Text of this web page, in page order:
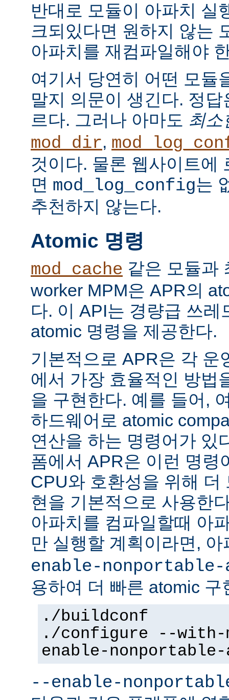
반대로 모듈이 아파치 실
크되있다면 원하지 않는
아파치를 재컴파일해야
여기서 당연히 어떤 모듈
말지 의문이 생긴다. 정
르다. 그러나 아마도 최소
mod_dir,
것이다. 물론 웹사이트에
면 mod_log_config는
추천하지 않는다.
Atomic 명령
mod_cache 같은 모듈과
worker MPM은 APR의
다. 이 API는 경량급 쓰레
atomic 명령을 제공한다.
기본적으로 APR은 각 운
에서 가장 효율적인 방법
을 구현한다. 예를 들어,
하드웨어로 atomic
연산을 하는 명령어가 있
폼에서 APR은 이런 명령
CPU와 호환성을 위해 더
현을 기본적으로 사용한
아파치를 컴파일할때 아
만 실행할 계획이라면,
enable-nonportable-
용하여 더 빠른 atomic
./buildconf
./configure --with-
enable-nonportable-
--enable-